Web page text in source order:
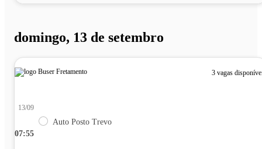
domingo, 13 de setembro
3 vagas
07:55
13/09
Auto Posto Trevo